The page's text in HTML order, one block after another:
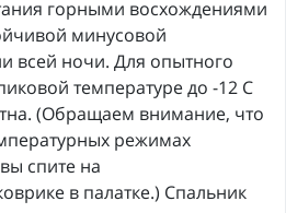
горными восхождениями
минусовой
всей ночи. Для опытного
температуре до -12 C
(Обращаем внимание, что
режимах
спите на
в палатке.) Спальник